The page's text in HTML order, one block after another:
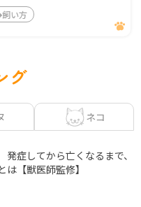
飼い方
グ
ネコ
症してから亡くなるまで、
【獣医師監修】